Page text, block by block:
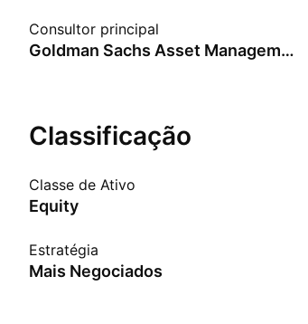
Consultor principal
Goldman Sachs Asset Management Fund Services Ltd.
Classificação
Classe de Ativo
Equity
Estratégia
Mais Negociados